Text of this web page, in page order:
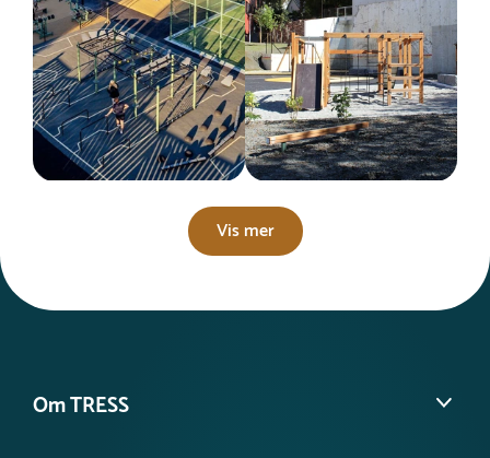
Vis mer
Om TRESS